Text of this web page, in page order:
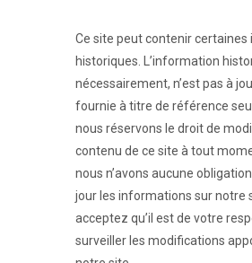
Ce site peut contenir
historiques. L’information
nécessairement, n’est pas à
fournie à titre de référence
nous réservons le droit de
contenu de ce site à tout
nous n’avons aucune
jour les informations sur notre
acceptez qu’il est de votre
surveiller les modifications